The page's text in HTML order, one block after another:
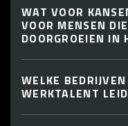
WAT VOOR
VOOR MENSEN
DOORGROEIEN IN
WELKE
WERKTALENT